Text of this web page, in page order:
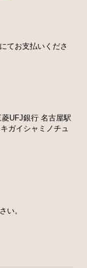
てお支払いくださ
UFJ銀行 名古屋駅
ガイシャミノチュ
い。